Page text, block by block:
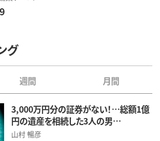
グ
週間 月間
3,000万円分の証券がない！…総額1億
円の遺産を相続した3人の男…
山村 暢彦